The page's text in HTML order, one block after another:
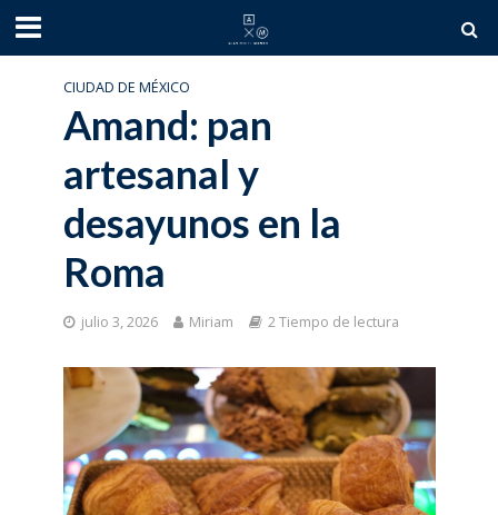
CIUDAD DE MÉXICO
Amand: pan
artesanal y
desayunos en la
Roma
julio 3, 2026 Miriam 2 Tiempo de lectura